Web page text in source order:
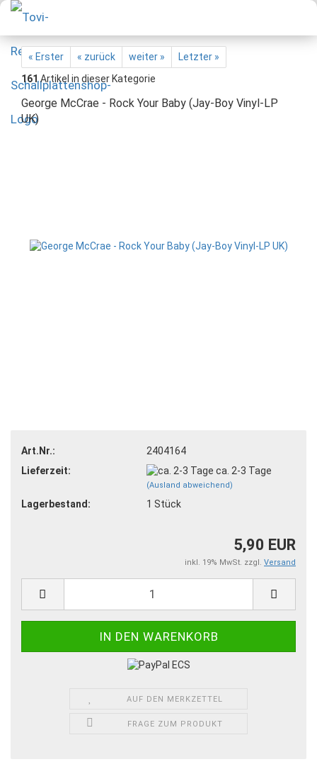
« Erster « zurück weiter »
Letzter »
161Artikel in dieser Kategorie
George McCrae - Rock Your Baby (Jay-Boy Vinyl-LP
UK)
Art.Nr.:
2404164
Lieferzeit:
ca. 2-3 Tage
(Ausland abweichend)
Lagerbestand: 1 Stück
5,90 EUR
inkl. 19% MwSt. zzgl. Versand
AUF DEN MERKZETTEL
FRAGE ZUM PRODUKT